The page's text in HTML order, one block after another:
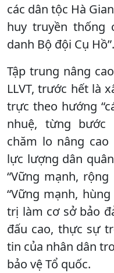
các dân tộc Hà
huy truyền thống
danh Bộ đội Cụ
Tập trung nâng
LLVT, trước hết là
trực theo hướng
nhuệ, từng bước
chăm lo nâng
lực lượng dân
“Vững mạnh,
“Vững mạnh,
trị làm cơ sở bảo
đấu cao, thực sự
tin của nhân dân
bảo vệ Tổ quốc.